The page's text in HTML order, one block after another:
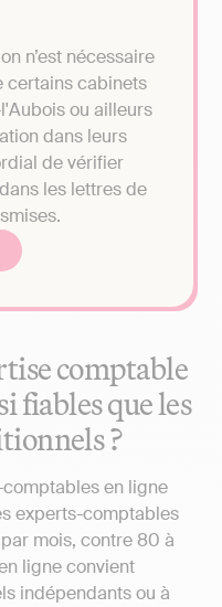
n’est nécessaire
certains cabinets
ou ailleurs
dans leurs
de vérifier
les lettres de
comptable
fiables que les
?
en ligne
experts-comptables
mois, contre 80 à
ligne convient
indépendants ou à